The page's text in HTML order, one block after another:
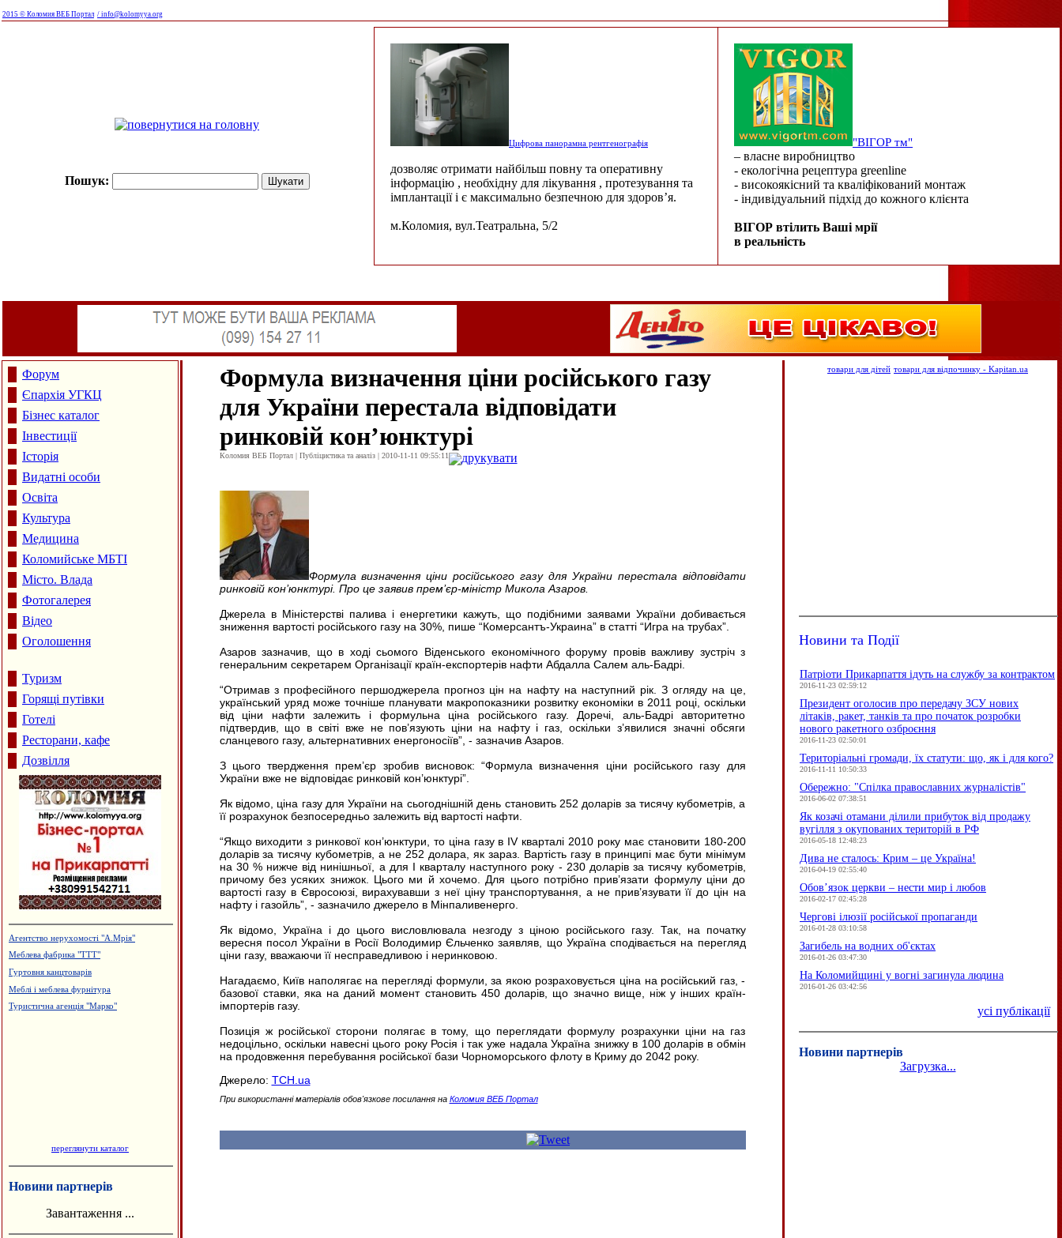
2015 © Коломия ВЕБ Портал / info@kolomyya.org
Пошук:
Цифрова панорамна рентгенографія
дозволяє отримати найбільш повну та оперативну
інформацію , необхідну для лікування , протезування та
імплантації і є максимально безпечною для здоров’я.
м.Коломия, вул.Театральна, 5/2
"ВІГОР тм"
– власне виробництво
- екологічна рецептура greenline
- високоякісний та кваліфікований монтаж
- індивідуальний підхід до кожного клієнта
ВІГОР втілить Ваші мрії
в реальність
Форум
Єпархія УГКЦ
Бізнес каталог
Інвестиції
Історія
Видатні особи
Освіта
Культура
Медицина
Коломийське МБТІ
Місто. Влада
Фотогалерея
Відео
Оголошення
Туризм
Горящі путівки
Готелі
Ресторани, кафе
Дозвілля
Агентство нерухомості "А.Мрія"
Меблева фабрика "ТТТ"
Гуртовня канцтоварів
Меблі і меблева фурнітура
Туристична агенція "Марко"
переглянути каталог
Новини партнерів
Завантаження ...
Формула визначення ціни російського газу
для України перестала відповідати
ринковій кон’юнктурі
Коломия ВЕБ Портал | Публіцистика та аналіз | 2010-11-11 09:55:11 друкувати
Формула визначення ціни російського газу для України перестала відповідати
ринковій кон’юнктурі. Про це заявив прем’єр-міністр Микола Азаров.
Джерела в Міністерстві палива і енергетики кажуть, що подібними заявами України добивається
зниження вартості російського газу на 30%, пише “Комерсантъ-Украина” в статті “Игра на трубах”.
Азаров зазначив, що в ході сьомого Віденського економічного форуму провів важливу зустріч з
генеральним секретарем Організації країн-експортерів нафти Абдалла Салем аль-Бадрі.
“Отримав з професійного першоджерела прогноз цін на нафту на наступний рік. З огляду на це,
український уряд може точніше планувати макропоказники розвитку економіки в 2011 році, оскільки
від ціни нафти залежить і формульна ціна російського газу. Доречі, аль-Бадрі авторитетно
підтвердив, що в світі вже не пов’язують ціни на нафту і газ, оскільки з’явилися значні обсяги
сланцевого газу, альтернативних енергоносіїв”, - зазначив Азаров.
З цього твердження прем’єр зробив висновок: “Формула визначення ціни російського газу для
України вже не відповідає ринковій кон’юнктурі”.
Як відомо, ціна газу для України на сьогоднішній день становить 252 доларів за тисячу кубометрів, а
її розрахунок безпосередньо залежить від вартості нафти.
“Якщо виходити з ринкової кон’юнктури, то ціна газу в IVкварталі 2010 року має становити 180-200
доларів за тисячу кубометрів, а не 252 долара, як зараз. Вартість газу в принципі має бути мінімум
на 30 % нижче від нинішньої, а для I кварталу наступного року - 230 доларів за тисячу кубометрів,
причому без усяких знижок. Цього ми й хочемо. Для цього потрібно прив’язати формулу ціни до
вартості газу в Євросоюзі, вирахувавши з неї ціну транспортування, а не прив’язувати її до цін на
нафту і газойль”, - зазначило джерело в Мінпаливенерго.
Як відомо, Україна і до цього висловлювала незгоду з ціною російського газу. Так, на початку
вересня посол України в Росії Володимир Єльченко заявляв, що Україна сподівається на перегляд
ціни газу, вважаючи її несправедливою і неринковою.
Нагадаємо, Київ наполягає на перегляді формули, за якою розраховується ціна на російський газ, -
базової ставки, яка на даний момент становить 450 доларів, що значно вище, ніж у інших країн-
імпортерів газу.
Позиція ж російської сторони полягає в тому, що переглядати формулу розрахунки ціни на газ
недоцільно, оскільки навесні цього року Росія і так уже надала Україна знижку в 100 доларів в обмін
на продовження перебування російської бази Чорноморського флоту в Криму до 2042 року.
Джерело: ТСН.ua
При використанні матеріалів обов'язкове посилання на Коломия ВЕБ Портал
товари для дітей товари для відпочинку - Kapitan.ua
Новини та Події
Патріоти Прикарпаття ідуть на службу за контрактом
2016-11-23 02:59:12
Президент оголосив про передачу ЗСУ нових
літаків, ракет, танків та про початок розробки
нового ракетного озброєння
2016-11-23 02:50:01
Територіальні громади, їх статути: що, як і для кого?
2016-11-11 10:50:33
Обережно: "Спілка православних журналістів"
2016-06-02 07:38:51
Як козачі отамани ділили прибуток від продажу
вугілля з окупованих територій в РФ
2016-05-18 12:48:23
Дива не сталось: Крим – це Україна!
2016-04-19 02:55:40
Обов’язок церкви – нести мир і любов
2016-02-17 02:45:28
Чергові ілюзії російської пропаганди
2016-01-28 03:10:58
Загибель на водних об'єктах
2016-01-26 03:47:30
На Коломийщині у вогні загинула людина
2016-01-26 03:42:56
усі публікації
Новини партнерів
Загрузка...